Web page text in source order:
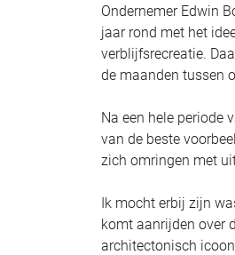
Ondernemer Edwin
jaar rond met het
verblijfsrecreatie.
de maanden tussen
Na een hele periode
van de beste
zich omringen met
Ik mocht erbij zijn
komt aanrijden over
architectonisch